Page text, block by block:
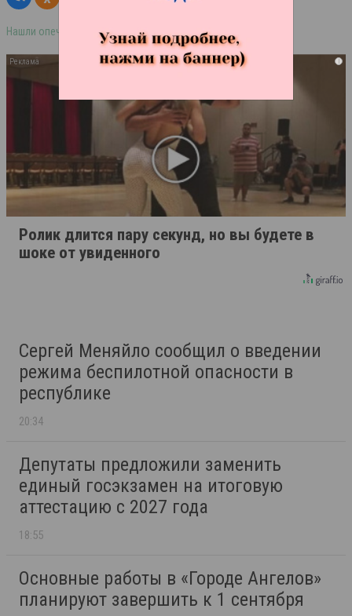
Нашли опечатку в тексте? Выделите её и нажмите ctrl+enter
i
Ролик длится пару секунд, но вы будете в
шоке от увиденного
Сергей Меняйло сообщил о введении
режима беспилотной опасности в
республике
20:34
Депутаты предложили заменить
единый госэкзамен на итоговую
аттестацию с 2027 года
18:55
Основные работы в «Городе Ангелов»
планируют завершить к 1 сентября